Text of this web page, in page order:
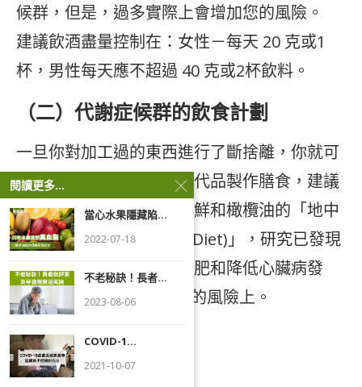
候群，但是，過多實際上會增加您的風險。
建議飲酒盡量控制在：女性－每天 20 克或1
杯，男性每天應不超過 40 克或2杯飲料。
（二）代謝症候群的飲食計劃
一旦你對加工過的東西進行了斷捨離，你就可
以開始針對心臟健康的替代品製作膳食，建議
採用富含水果、蔬菜、海鮮和橄欖油的「地中
海飲食 (Mediterranean Diet)」，研究已發現
這種飲食方式，可用在減肥和降低心臟病發
作、中風和第2 型糖尿病的風險上。
地中海飲食法
閱讀更多...
當心水果隱藏陷...
2022-07-18
不老秘訣！長者...
2023-08-06
COVID-1...
2021-10-07